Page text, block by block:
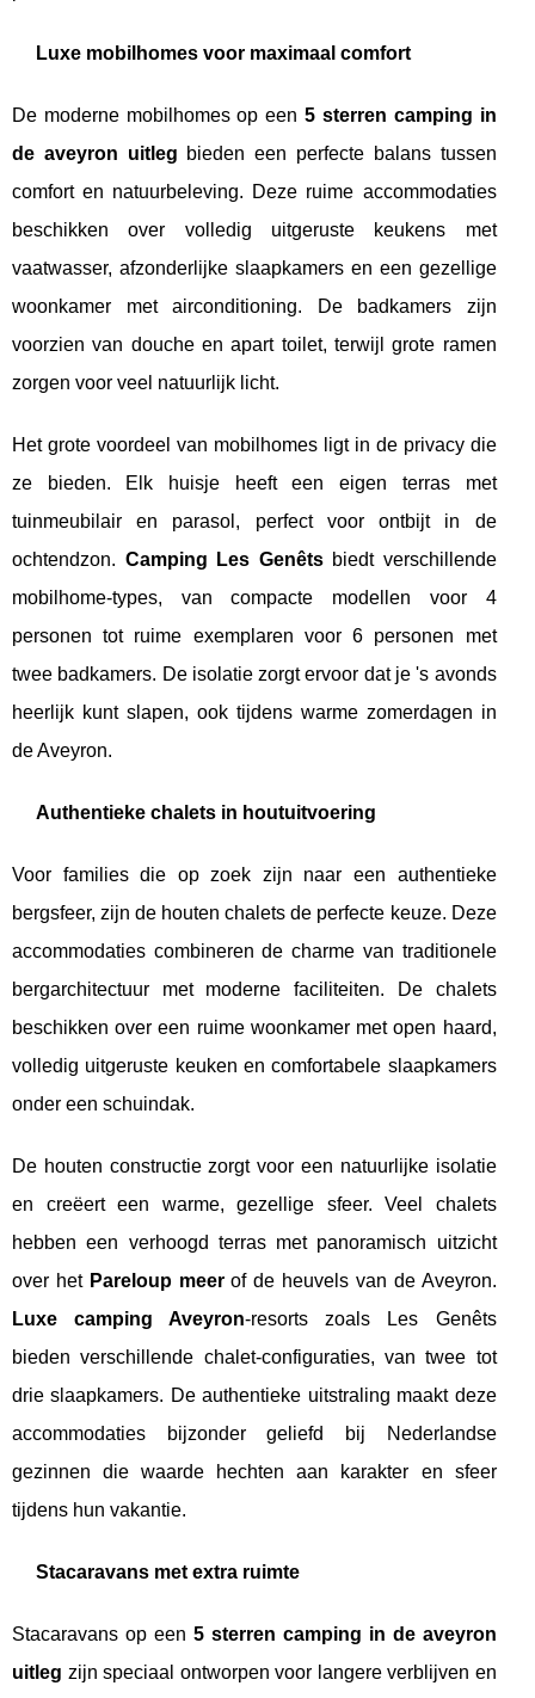
Luxe mobilhomes voor maximaal comfort
De moderne mobilhomes op een5 sterren camping in
de aveyron uitleg bieden een perfecte balans tussen
comfort en natuurbeleving. Deze ruime accommodaties
beschikken over volledig uitgeruste keukens met
vaatwasser, afzonderlijke slaapkamers en een gezellige
woonkamer met airconditioning. De badkamers zijn
voorzien van douche en apart toilet, terwijl grote ramen
zorgen voor veel natuurlijk licht.
Het grote voordeel van mobilhomes ligt in de privacy die
ze bieden. Elk huisje heeft een eigen terras met
tuinmeubilair en parasol, perfect voor ontbijt in de
ochtendzon. Camping Les Genêtsbiedt verschillende
mobilhome-types, van compacte modellen voor 4
personen tot ruime exemplaren voor 6 personen met
twee badkamers. De isolatie zorgt ervoor dat je 's avonds
heerlijk kunt slapen, ook tijdens warme zomerdagen in
de Aveyron.
Authentieke chalets in houtuitvoering
Voor families die op zoek zijn naar een authentieke
bergsfeer, zijn de houten chalets de perfecte keuze. Deze
accommodaties combineren de charme van traditionele
bergarchitectuur met moderne faciliteiten. De chalets
beschikken over een ruime woonkamer met open haard,
volledig uitgeruste keuken en comfortabele slaapkamers
onder een schuindak.
De houten constructie zorgt voor een natuurlijke isolatie
en creëert een warme, gezellige sfeer. Veel chalets
hebben een verhoogd terras met panoramisch uitzicht
over het Pareloup meerof de heuvels van de Aveyron.
Luxe camping Aveyron-resorts zoals Les Genêts
bieden verschillende chalet-configuraties, van twee tot
drie slaapkamers. De authentieke uitstraling maakt deze
accommodaties bijzonder geliefd bij Nederlandse
gezinnen die waarde hechten aan karakter en sfeer
tijdens hun vakantie.
Stacaravans met extra ruimte
Stacaravans op een 5 sterren camping in de aveyron
uitleg zijn speciaal ontworpen voor langere verblijven en